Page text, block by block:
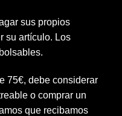
sus propios
su artículo. Los
75€, debe considerar
o comprar un
que recibamos